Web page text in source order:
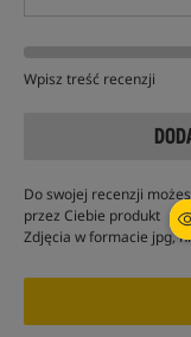
Wpisz treść recenzji
Do swojej recenzji
przez Ciebie produkt
Zdjęcia w formacie jpg,